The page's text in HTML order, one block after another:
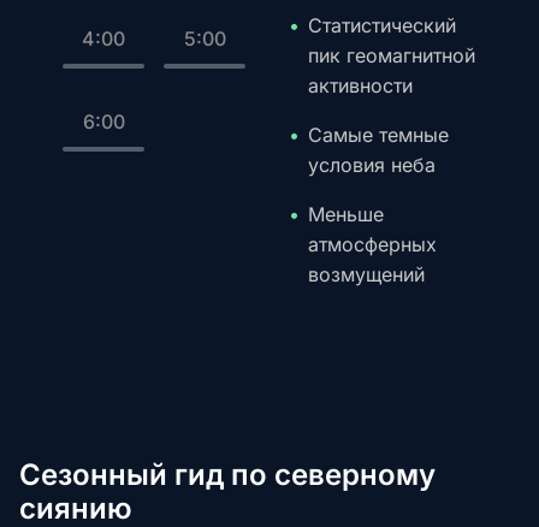
4:00 5:00
6:00
Статистический
пик геомагнитной
активности
Самые темные
условия неба
Меньше
атмосферных
возмущений
Сезонный гид по северному
сиянию